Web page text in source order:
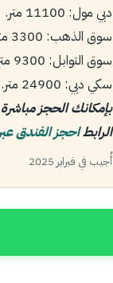
دبي مول: 11100 متر.
سوق الذهب: 3300 متر.
سوق التوابل: 9300 متر.
سكي دبي: 24900 متر.
بإمكانك الحجز
الرابطاحجز الفندق
أُجيب في فبراير 2025